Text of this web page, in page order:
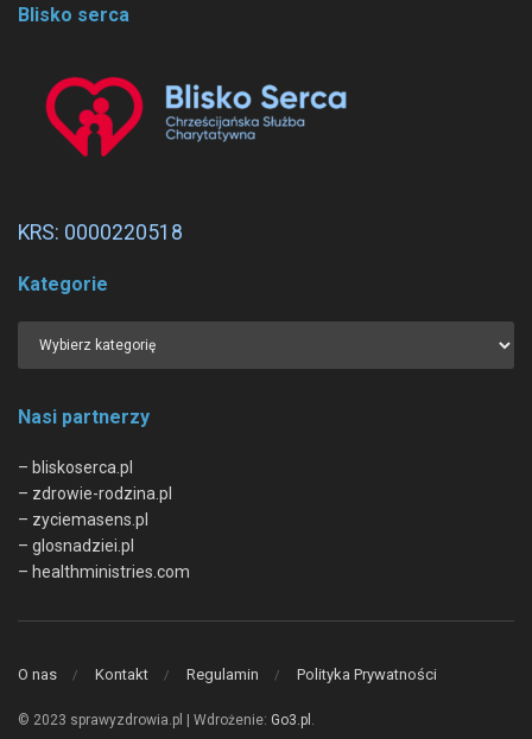
Blisko serca
KRS: 0000220518
Kategorie
Nasi partnerzy
– bliskoserca.pl
– zdrowie-rodzina.pl
– zyciemasens.pl
– glosnadziei.pl
– healthministries.com
O nas Kontakt Regulamin Polityka Prywatności
© 2023 sprawyzdrowia.pl | Wdrożenie: Go3.pl .